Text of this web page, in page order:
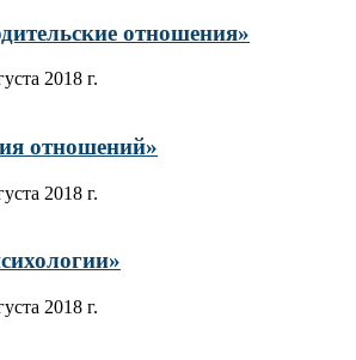
отношения»
2018 г.
отношений»
2018 г.
2018 г.